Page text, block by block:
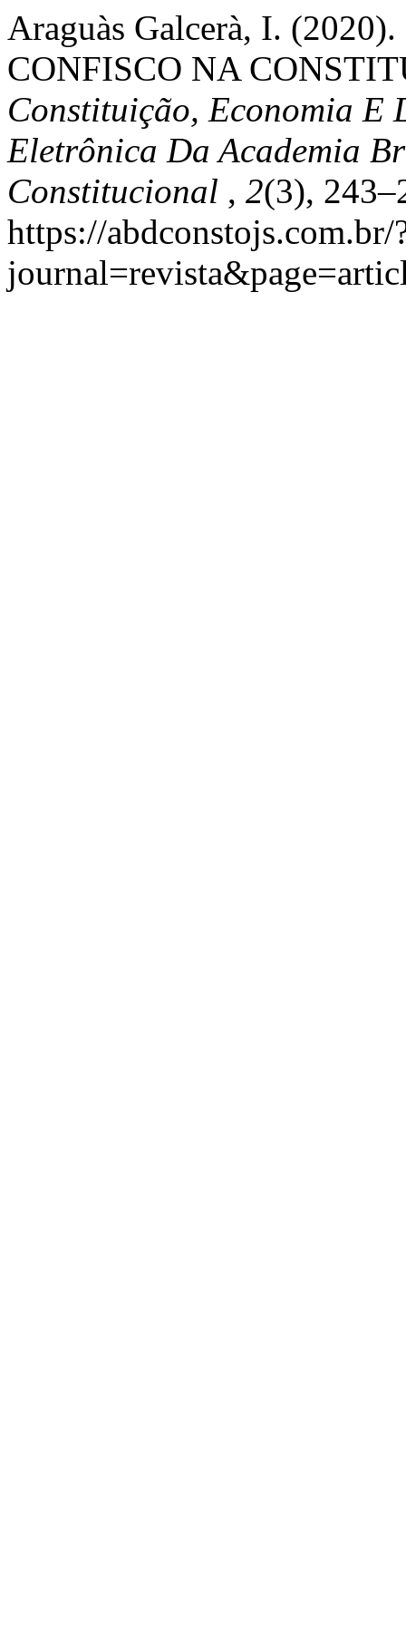
Araguàs Galcerà, I.
CONFISCO NA
Constituição, Economia E
Eletrônica Da Academia
Constitucional , 2(3),
https://abdconstojs.com.br/